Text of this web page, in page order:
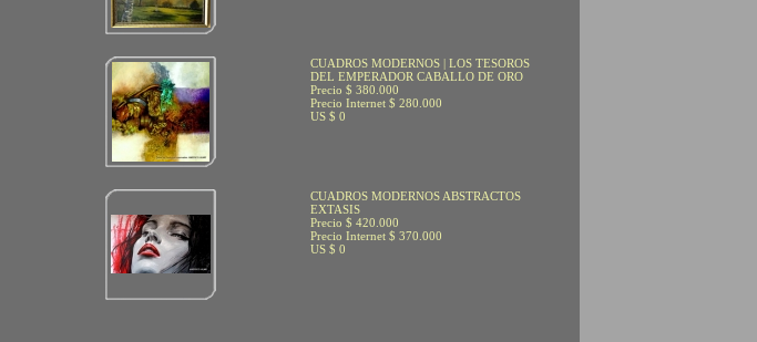
CUADROS MODERNOS | LOS TESOROS
DEL EMPERADOR CABALLO DE ORO
Precio $ 380.000
Precio Internet $ 280.000
US $ 0
CUADROS MODERNOS ABSTRACTOS
EXTASIS
Precio $ 420.000
Precio Internet $ 370.000
US $ 0